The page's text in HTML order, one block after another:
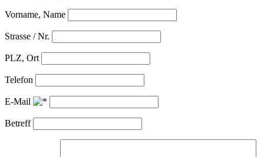
Vorname, Name
Strasse / Nr.
PLZ, Ort
Telefon
E-Mail
Betreff